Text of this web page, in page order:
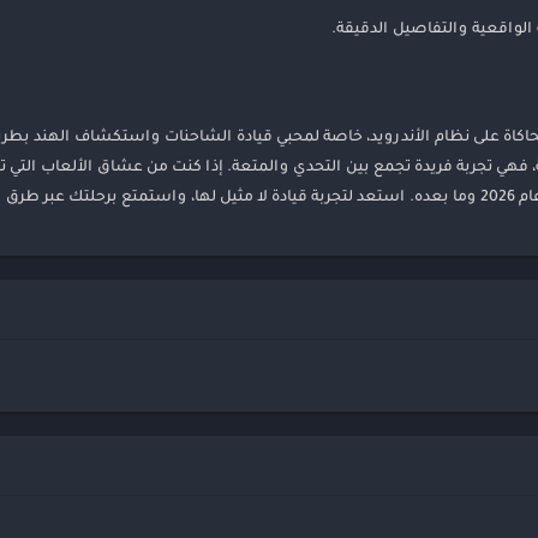
والتفاصيل الدقيقة.
على نظام الأندرويد، خاصة لمحبي قيادة الشاحنات واستكشاف الهند
فهي تجربة فريدة تجمع بين التحدي والمتعة. إذا كنت من عشاق الألعاب